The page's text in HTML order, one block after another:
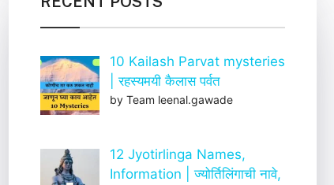
10 Kailash Parvat mysteries
| रहस्यमयी कैलास पर्वत
by Team leenal.gawade
12 Jyotirlinga Names,
Information | ज्योर्तिलिंगाची नावे,